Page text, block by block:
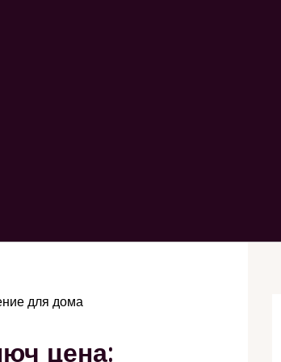
для дома
цена: